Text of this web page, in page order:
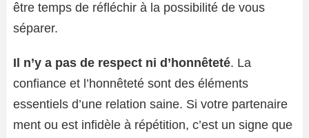
être temps de réfléchir à la possibilité de vous
séparer.
Il n’y a pas de respect ni d’honnêteté. La
confiance et l’honnêteté sont des éléments
essentiels d’une relation saine. Si votre partenaire
ment ou est infidèle à répétition, c’est un signe que